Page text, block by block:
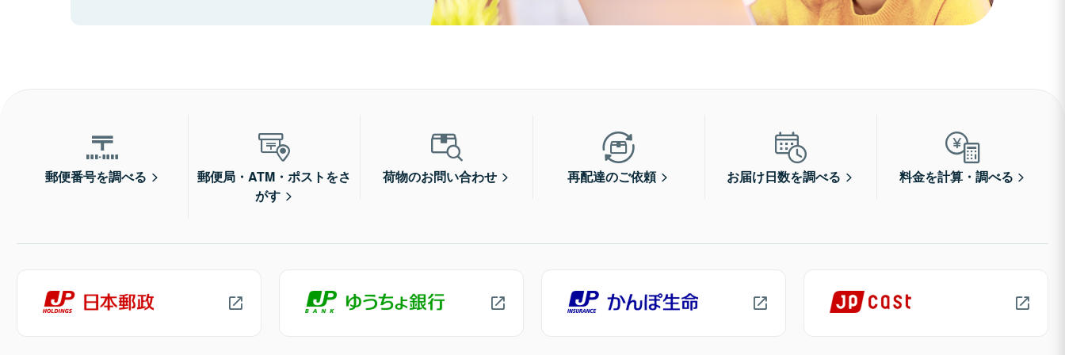
郵便番号を調べる
郵便局・ATM・ポストをさ
がす
荷物のお問い合わせ 再配達のご依頼 お届け日数を調べる 料金を計算・調べる